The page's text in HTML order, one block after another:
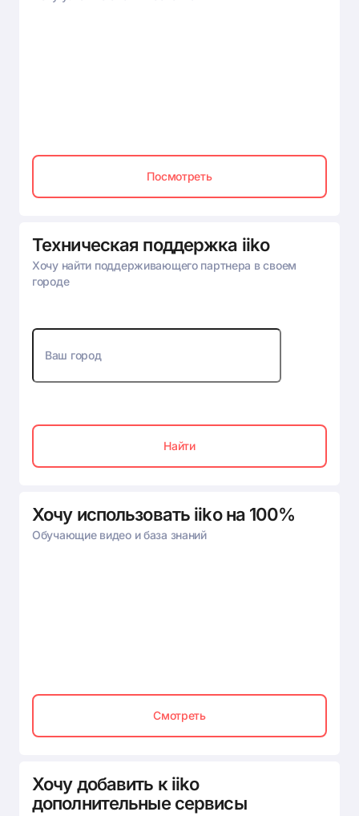
Посмотреть
Техническая поддержка iiko
Хочу найти поддерживающего партнера в своем
городе
Ваш город
Найти
Хочу использовать iiko на 100%
Обучающие видео и база знаний
Смотреть
Хочу добавить к iiko
дополнительные сервисы